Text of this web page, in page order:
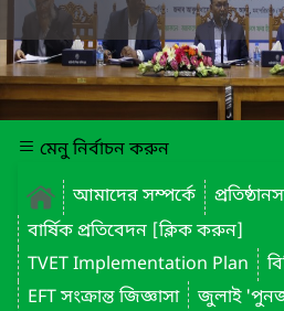
মেনু নির্বাচন করুন
আমাদের সম্পর্কে
বার্ষিক প্রতিবেদন [ক্লিক করুন]
TVET Implementation Plan
EFT সংক্রান্ত জিজ্ঞাসা
জুলাই